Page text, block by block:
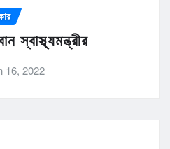
স্বাস্থ্যমন্ত্রীর
16, 2022